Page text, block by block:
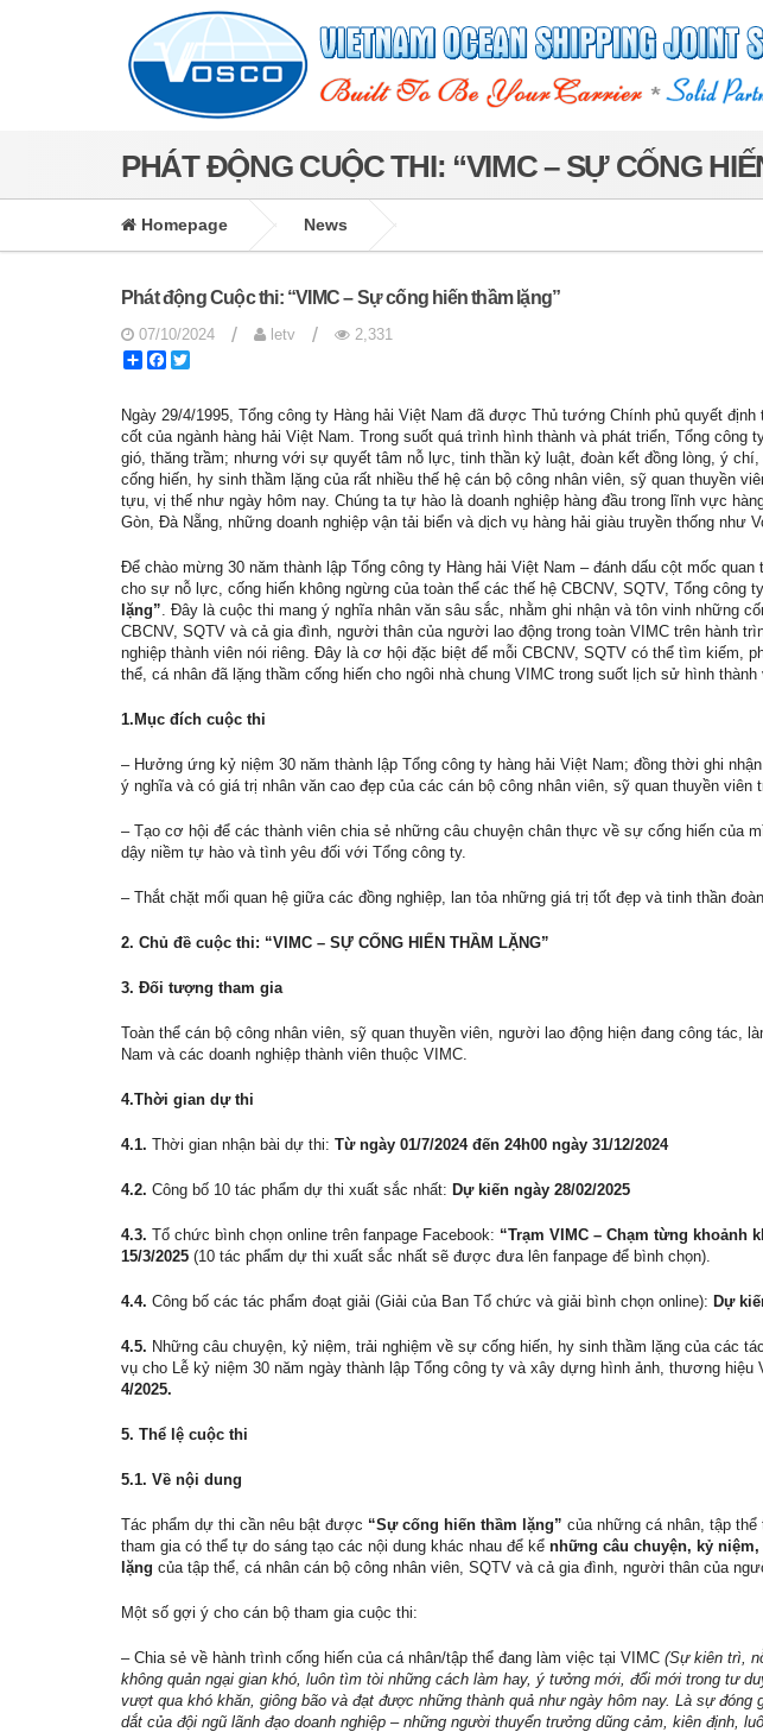
PHÁT ĐỘNG CUỘC THI: “VIMC – SỰ CỐNG
Homepage News
Phát động Cuộc thi: “VIMC – Sự cống hiến thầm lặng”
07/10/2024 / letv /
2,331
ShareFacebook
Ngày 29/4/1995, Tổng công ty Hàng hải Việt Nam đã được Thủ tướng Chính phủ quyết
cốt của ngành hàng hải Việt Nam. Trong suốt quá trình hình thành và phát triển, Tổng công
gió, thăng trầm; nhưng với sự quyết tâm nỗ lực, tinh thần kỷ luật, đoàn kết đồng lòng, ý
cống hiến, hy sinh thầm lặng của rất nhiều thế hệ cán bộ công nhân viên, sỹ quan thuyền
tựu, vị thế như ngày hôm nay. Chúng ta tự hào là doanh nghiệp hàng đầu trong lĩnh vực
Gòn, Đà Nẵng, những doanh nghiệp vận tải biển và dịch vụ hàng hải giàu truyền thống như
Để chào mừng 30 năm thành lập Tổng công ty Hàng hải Việt Nam – đánh dấu cột mốc
cho sự nỗ lực, cống hiến không ngừng của toàn thể các thế hệ CBCNV, SQTV, Tổng công
lặng”. Đây là cuộc thi mang ý nghĩa nhân văn sâu sắc, nhằm ghi nhận và tôn vinh những
CBCNV, SQTV và cả gia đình, người thân của người lao động trong toàn VIMC trên hành
nghiệp thành viên nói riêng. Đây là cơ hội đặc biệt để mỗi CBCNV, SQTV có thể tìm kiếm,
thể, cá nhân đã lặng thầm cống hiến cho ngôi nhà chung VIMC trong suốt lịch sử hình thành
1.Mục đích cuộc thi
– Hưởng ứng kỷ niệm 30 năm thành lập Tổng công ty hàng hải Việt Nam; đồng thời ghi
ý nghĩa và có giá trị nhân văn cao đẹp của các cán bộ công nhân viên, sỹ quan thuyền viên
– Tạo cơ hội để các thành viên chia sẻ những câu chuyện chân thực về sự cống hiến của
dậy niềm tự hào và tình yêu đối với Tổng công ty.
– Thắt chặt mối quan hệ giữa các đồng nghiệp, lan tỏa những giá trị tốt đẹp và tinh thần
2. Chủ đề cuộc thi: “VIMC – SỰ CỐNG HIẾN THẦM LẶNG”
3. Đối tượng tham gia
Toàn thể cán bộ công nhân viên, sỹ quan thuyền viên, người lao động hiện đang công tác,
Nam và các doanh nghiệp thành viên thuộc VIMC.
4.Thời gian dự thi
4.1. Thời gian nhận bài dự thi: Từ ngày 01/7/2024 đến 24h00 ngày 31/12/2024
4.2. Công bố 10 tác phẩm dự thi xuất sắc nhất: Dự kiến ngày 28/02/2025
4.3. Tổ chức bình chọn online trên fanpage Facebook: “Trạm VIMC – Chạm từng khoảnh
15/3/2025 (10 tác phẩm dự thi xuất sắc nhất sẽ được đưa lên fanpage để bình chọn).
4.4. Công bố các tác phẩm đoạt giải (Giải của Ban Tổ chức và giải bình chọn online): Dự
4.5. Những câu chuyện, kỷ niệm, trải nghiệm về sự cống hiến, hy sinh thầm lặng của các
vụ cho Lễ kỷ niệm 30 năm ngày thành lập Tổng công ty và xây dựng hình ảnh, thương hiệu
4/2025.
5. Thể lệ cuộc thi
5.1. Về nội dung
Tác phẩm dự thi cần nêu bật được “Sự cống hiến thầm lặng” của những cá nhân, tập
tham gia có thể tự do sáng tạo các nội dung khác nhau để kể những câu chuyện, kỷ
lặng của tập thể, cá nhân cán bộ công nhân viên, SQTV và cả gia đình, người thân của
Một số gợi ý cho cán bộ tham gia cuộc thi:
– Chia sẻ về hành trình cống hiến của cá nhân/tập thể đang làm việc tại VIMC (Sự kiên trì,
không quản ngại gian khó, luôn tìm tòi những cách làm hay, ý tưởng mới, đổi mới trong tư
vượt qua khó khăn, giông bão và đạt được những thành quả như ngày hôm nay. Là sự
dắt của đội ngũ lãnh đạo doanh nghiệp – những người thuyển trưởng dũng cảm, kiên định,